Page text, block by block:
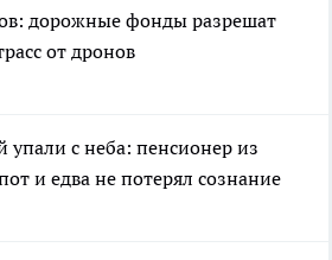
дорожные фонды разрешат
от дронов
упали с неба: пенсионер из
и едва не потерял сознание